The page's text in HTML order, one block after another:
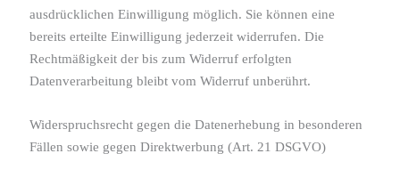
ausdrücklichen Einwilligung möglich. Sie können eine
bereits erteilte Einwilligung jederzeit widerrufen. Die
Rechtmäßigkeit der bis zum Widerruf erfolgten
Datenverarbeitung bleibt vom Widerruf unberührt.
Widerspruchsrecht gegen die Datenerhebung in besonderen
Fällen sowie gegen Direktwerbung (Art. 21 DSGVO)